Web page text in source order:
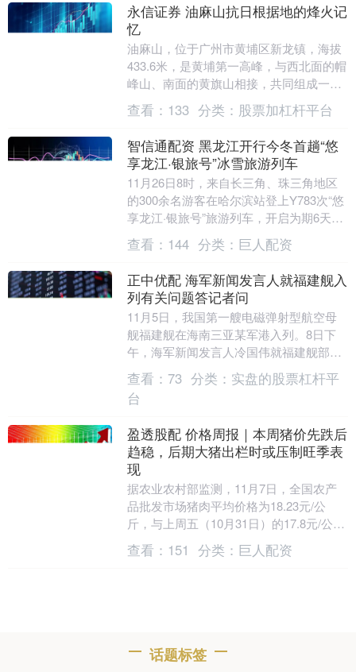
永信证券 油麻山抗日根据地的烽火记
忆
油麻山，位于广州市黄埔区新龙镇，海拔
433.6米，是黄埔第一高峰，与西北面的帽
峰山、南面的黄旗山相接，共同组成一道
守卫广州的天然屏障。 抗日战争时期，油
麻山扼守....
查看： 133 分类： 股票加杠杆平台
智信通配资 黑龙江开行今冬首趟“悠
享龙江·银旅号”冰雪旅游列车
11月26日8时，来自长三角、珠三角地区
的300余名游客在哈尔滨站登上Y783次“悠
享龙江·银旅号”旅游列车，开启为期6天
的“找北”之旅。该趟列车是中国铁路哈
尔....
查看： 144 分类： 巨人配资
正中优配 海军新闻发言人就福建舰入
列有关问题答记者问
11月5日，我国第一艘电磁弹射型航空母
舰福建舰在海南三亚某军港入列。8日下
午，海军新闻发言人冷国伟就福建舰部署
地点、舰载机配备和中国海军航母发展计
划等问题，接受....
查看： 73 分类： 实盘的股票杠杆平
台
盈透股配 价格周报｜本周猪价先跌后
趋稳，后期大猪出栏时或压制旺季表
现
据农业农村部监测，11月7日，全国农产
品批发市场猪肉平均价格为18.23元/公
斤，与上周五（10月31日）的17.8元/公斤
相比，上涨2.4%。本周的平均价格为....
查看： 151 分类： 巨人配资
话题标签